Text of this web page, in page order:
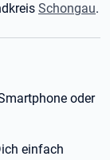
Schongau.
oder
einfach